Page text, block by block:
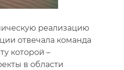
реализацию
отвечала команда
которой –
в области